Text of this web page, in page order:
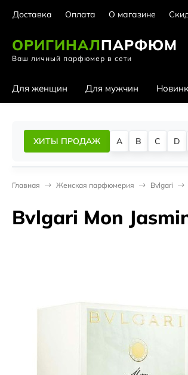
Доставка Оплата О магазине
ОРИГИНАЛПАРФЮМ
Ваш личный парфюмер в сети
Для женщин Для мужчин
ХИТЫ ПРОДАЖ A B C D
Главная Женская парфюмерия Bvlgari
Bvlgari Mon